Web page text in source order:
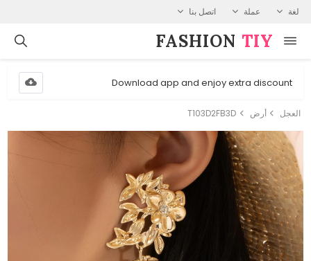
لغة عملة اتصل بنا
FASHION⁠ TIY
Download app and enjoy extra discount
العجل أرض T103D2FB3D